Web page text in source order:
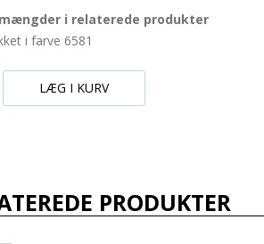
i relaterede produkter
i farve 6581
LÆG I KURV
PRODUKTER